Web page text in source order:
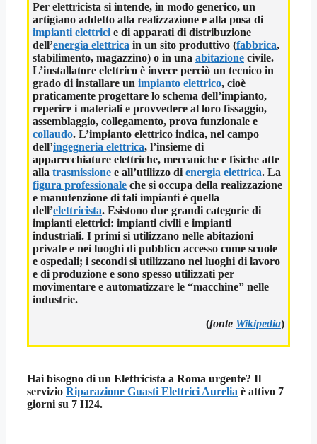
Per elettricista si intende, in modo generico, un
artigiano addetto alla realizzazione e alla posa di
impianti elettrici e di apparati di distribuzione
dell’energia elettrica in un sito produttivo (fabbrica,
stabilimento, magazzino) o in una abitazione civile.
L’installatore elettrico è invece perciò un tecnico in
grado di installare un impianto elettrico, cioè
praticamente progettare lo schema dell’impianto,
reperire i materiali e provvedere al loro fissaggio,
assemblaggio, collegamento, prova funzionale e
collaudo. L’impianto elettrico indica, nel campo
dell’ingegneria elettrica, l’insieme di
apparecchiature elettriche, meccaniche e fisiche atte
alla trasmissione e all’utilizzo di energia elettrica. La
figura professionale che si occupa della realizzazione
e manutenzione di tali impianti è quella
dell’elettricista. Esistono due grandi categorie di
impianti elettrici: impianti civili e impianti
industriali. I primi si utilizzano nelle abitazioni
private e nei luoghi di pubblico accesso come scuole
e ospedali; i secondi si utilizzano nei luoghi di lavoro
e di produzione e sono spesso utilizzati per
movimentare e automatizzare le “macchine” nelle
industrie.
(fonte Wikipedia)
Hai bisogno di un Elettricista a Roma urgente? Il
servizio Riparazione Guasti Elettrici Aurelia è attivo 7
giorni su 7 H24.